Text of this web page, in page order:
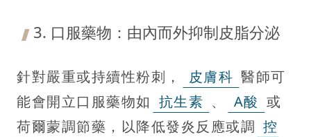
3. 口服藥物：由內而外抑制皮脂分泌
針對嚴重或持續性粉刺， 皮膚科 醫師可
能會開立口服藥物如 抗生素 、 A酸 或
荷爾蒙調節藥，以降低發炎反應或調 控